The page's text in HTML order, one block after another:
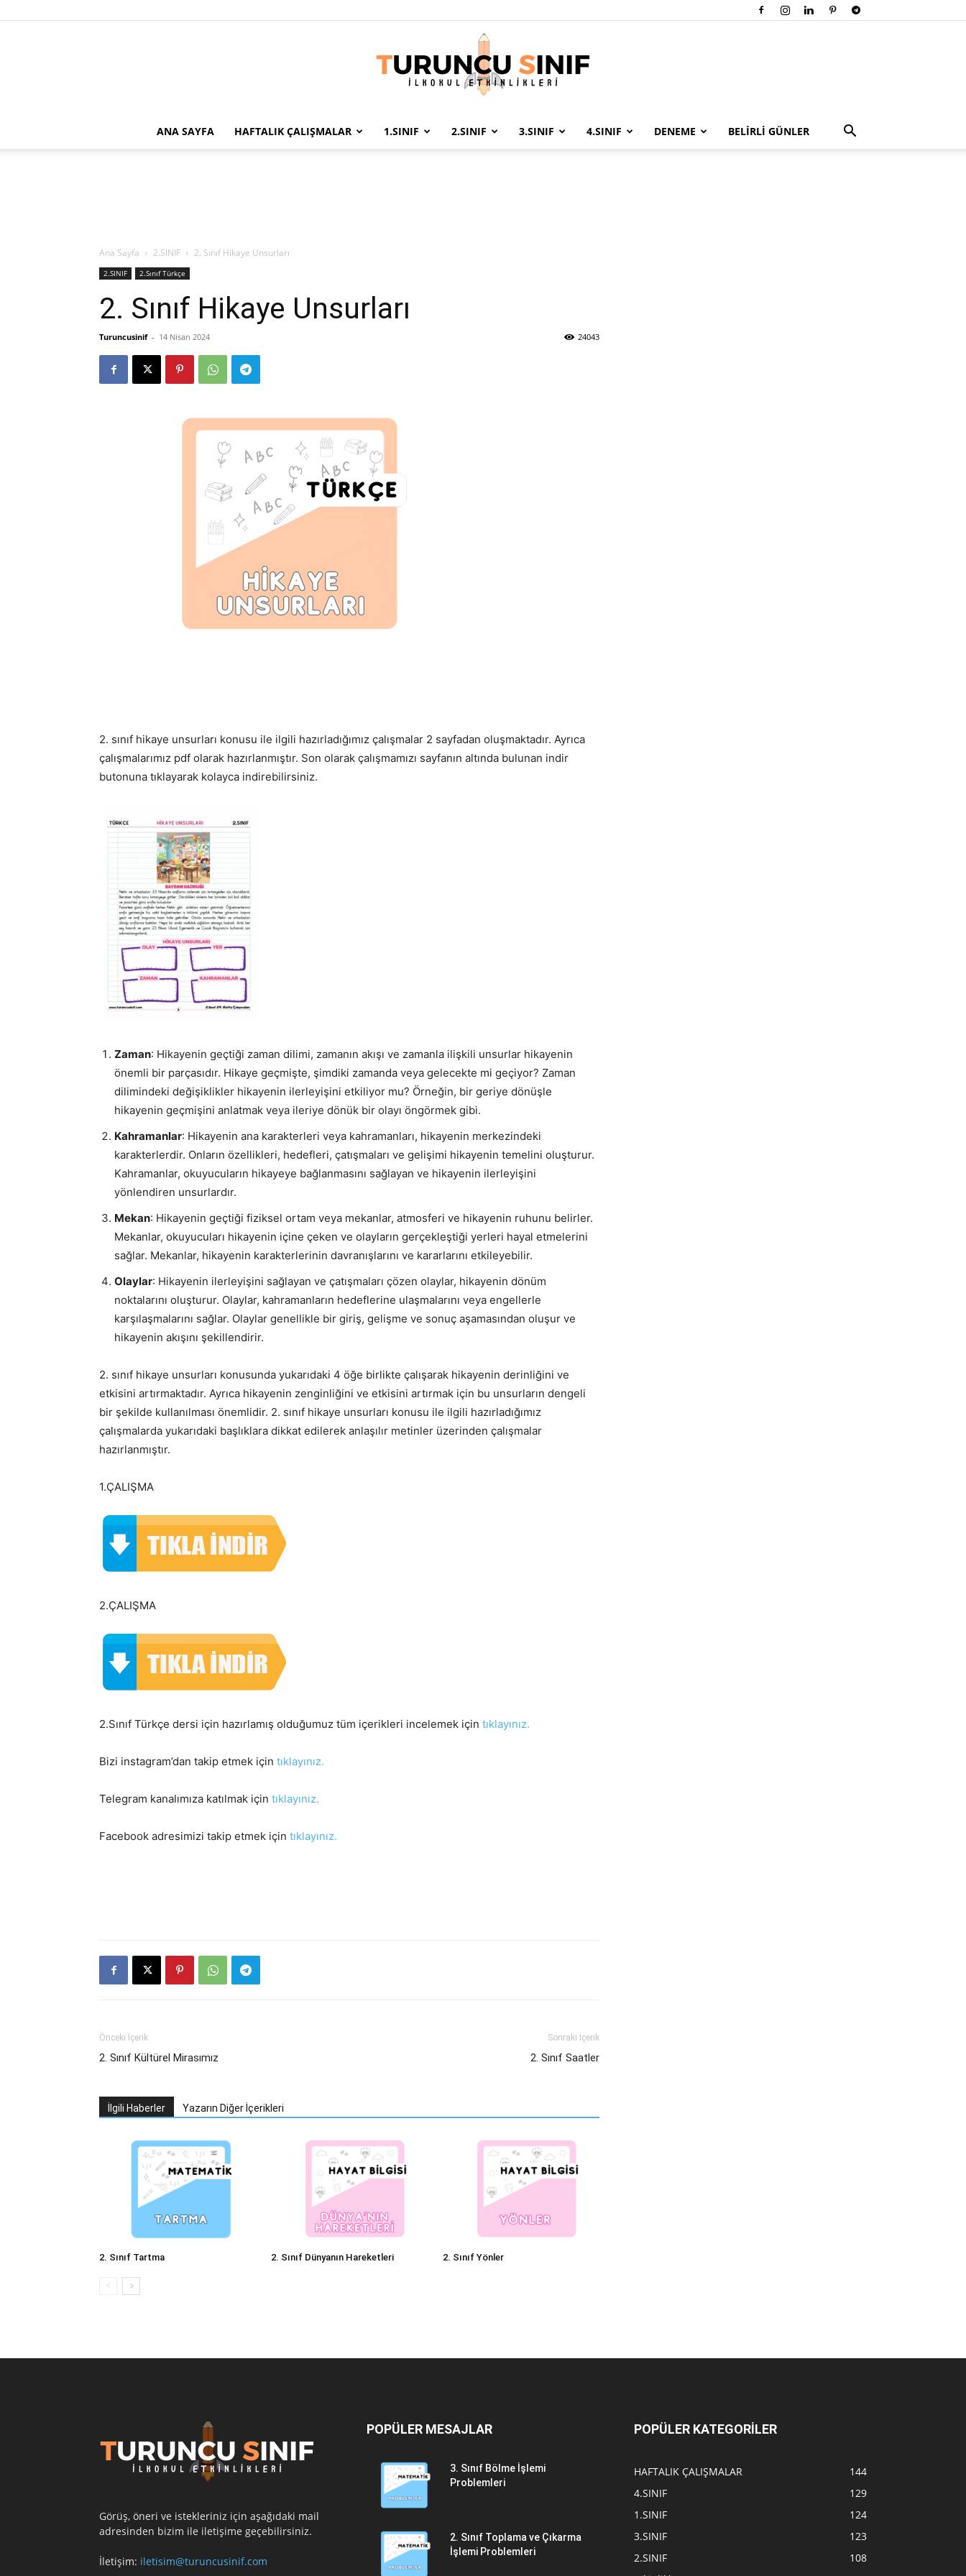
ANA SAYFA HAFTALIK ÇALIŞMALAR 1.SINIF 2.SINIF 3.SINIF 4.SINIF DENEME BELİRLİ GÜNLER
Ana Sayfa 2.SINIF 2. Sınıf Hikaye Unsurları
2.SINIF 2.Sınıf Türkçe
2. Sınıf Hikaye Unsurları
Turuncusinif - 14 Nisan 2024 24043
2. sınıf hikaye unsurları konusu ile ilgili hazırladığımız çalışmalar 2 sayfadan oluşmaktadır. Ayrıca
çalışmalarımız pdf olarak hazırlanmıştır. Son olarak çalışmamızı sayfanın altında bulunan indir
butonuna tıklayarak kolayca indirebilirsiniz.
Zaman: Hikayenin geçtiği zaman dilimi, zamanın akışı ve zamanla ilişkili unsurlar hikayenin
önemli bir parçasıdır. Hikaye geçmişte, şimdiki zamanda veya gelecekte mi geçiyor? Zaman
dilimindeki değişiklikler hikayenin ilerleyişini etkiliyor mu? Örneğin, bir geriye dönüşle
hikayenin geçmişini anlatmak veya ileriye dönük bir olayı öngörmek gibi.
Kahramanlar: Hikayenin ana karakterleri veya kahramanları, hikayenin merkezindeki
karakterlerdir. Onların özellikleri, hedefleri, çatışmaları ve gelişimi hikayenin temelini oluşturur.
Kahramanlar, okuyucuların hikayeye bağlanmasını sağlayan ve hikayenin ilerleyişini
yönlendiren unsurlardır.
Mekan: Hikayenin geçtiği fiziksel ortam veya mekanlar, atmosferi ve hikayenin ruhunu belirler.
Mekanlar, okuyucuları hikayenin içine çeken ve olayların gerçekleştiği yerleri hayal etmelerini
sağlar. Mekanlar, hikayenin karakterlerinin davranışlarını ve kararlarını etkileyebilir.
Olaylar: Hikayenin ilerleyişini sağlayan ve çatışmaları çözen olaylar, hikayenin dönüm
noktalarını oluşturur. Olaylar, kahramanların hedeflerine ulaşmalarını veya engellerle
karşılaşmalarını sağlar. Olaylar genellikle bir giriş, gelişme ve sonuç aşamasından oluşur ve
hikayenin akışını şekillendirir.
2. sınıf hikaye unsurları konusunda yukarıdaki 4 öğe birlikte çalışarak hikayenin derinliğini ve
etkisini artırmaktadır. Ayrıca hikayenin zenginliğini ve etkisini artırmak için bu unsurların dengeli
bir şekilde kullanılması önemlidir. 2. sınıf hikaye unsurları konusu ile ilgili hazırladığımız
çalışmalarda yukarıdaki başlıklara dikkat edilerek anlaşılır metinler üzerinden çalışmalar
hazırlanmıştır.
1.ÇALIŞMA
2.ÇALIŞMA
2.Sınıf Türkçe dersi için hazırlamış olduğumuz tüm içerikleri incelemek için tıklayınız.
Bizi instagram’dan takip etmek için tıklayınız.
Telegram kanalımıza katılmak için tıklayınız.
Facebook adresimizi takip etmek için tıklayınız.
Önceki İçerik
2. Sınıf Kültürel Mirasımız
Sonraki İçerik
2. Sınıf Saatler
İlgili Haberler Yazarın Diğer İçerikleri
2. Sınıf Tartma 2. Sınıf Dünyanın Hareketleri 2. Sınıf Yönler
Görüş, öneri ve istekleriniz için aşağıdaki mail
adresinden bizim ile iletişime geçebilirsiniz.
İletişim: iletisim@turuncusinif.com
POPÜLER MESAJLAR
3. Sınıf Bölme İşlemi
Problemleri
2. Sınıf Toplama ve Çıkarma
İşlemi Problemleri
POPÜLER KATEGORİLER
HAFTALIK ÇALIŞMALAR
144
4.SINIF
129
1.SINIF
124
3.SINIF
123
2.SINIF
108